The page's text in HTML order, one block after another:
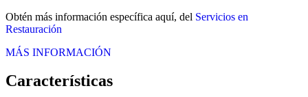
Obtén más información específica aquí, del Servicios en
Restauración
MÁS INFORMACIÓN
Características